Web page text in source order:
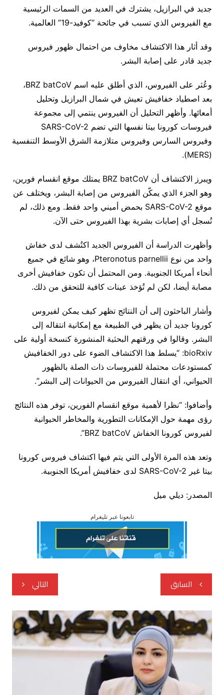
جديد في البرازيل، يشترك في العديد من السمات الرئيسية
مع الفيروس الذي تسبب في جائحة “كوفيد-19” العالمية.
وقد أثار هذا الاكتشاف مخاوف من احتمال ظهور فيروس
جديد قادر على إصابة البشر.
وعُثر على الفيروس، الذي أطلق عليه اسم BRZ batCoV،
بعد اصطياد خفافيش تعيش في شمال البرازيل وتحليل
أمعائها. وأظهر التحليل أن الفيروس ينتمي إلى مجموعة
فيروسات كورونا بيتا نفسها التي تضم SARS-CoV-2
وفيروس السارس وفيروس متلازمة الشرق الأوسط التنفسية
(MERS).
ويبرز الاكتشاف أن BRZ batCoV يمتلك موقع انقسام فورين،
وهو الجزء الذي يمكّن الفيروس من إصابة البشر، ويختلف عن
موقع SARS-CoV-2 بحمض أميني واحد فقط. ومع ذلك، لم
تُسجل أي إصابات بشرية بهذا الفيروس حتى الآن.
وأظهرت الدراسة أن الفيروس الجديد اكتُشف لدى خفاش
واحد من نوع Pteronotus parnellii، وهو شائع في جميع
أنحاء أمريكا الجنوبية. ومن المحتمل أن تكون خفافيش أخرى
مصابة أيضا، لكن لم تُؤخذ عينات كافية للتحقق من ذلك.
وأشار الباحثون إلى أن النتائج تظهر كيف يمكن لفيروس
كورونا جديد أن يظهر في الطبيعة مع إمكانية انتقاله إلى
البشر. وقالوا في ورقتهم البحثية المنشورة كنسخة أولية على
bioRxiv: “يسلط هذا الاكتشاف الضوء على دور الخفافيش
كمستودعات محتملة للفيروسات ذات الصلة بالظهور
الحيواني، أي انتقال الفيروس من الحيوانات إلى البشر”.
وأضافوا: “نظرا لأهمية موقع انقسام الفورين، توفر هذه النتائج
رؤى مهمة حول الإمكانات التطورية والمخاطر الحيوانية
لفيروس كورونا الخفاش BRZ batCoV”.
وتعد هذه المرة الأولى التي يتم فيها اكتشاف فيروس كورونا
بيتا غير SARS-CoV-2 لدى خفافيش أمريكا الجنوبية.
المصدر: ديلي ميل
تابعونا عبر تليغرام
تصفّح
المقالات
السابق التالي